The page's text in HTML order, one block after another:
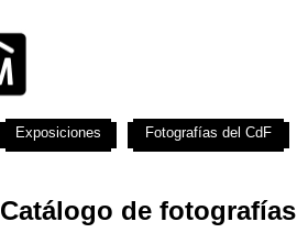
Catálogo de fotografías
Exposiciones Fotografías del CdF